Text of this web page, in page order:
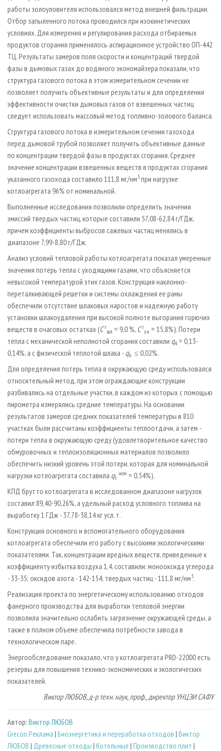
работы золоуловителя использовался метод внешней фильтрации.
Отбор запыленного потока проводился при изокинетических
условиях. Для измерения и регулирования расхода отбираемых
продуктов сгорания применялось аспирационное устройство ОП-442
ТЦ. Результаты замеров поля скорости и концентраций твердой
фазы в дымовых газах до водяного экономайзера показали, что
структура газового потока в этом измерительном сечении не
позволяет получить объективные результаты и для определения
эффективности очистки дымовых газов от взвешенных частиц
следует использовать массовый метод топливно-золового баланса.
Структура газового потока в измерительном сечении газохода
перед дымовой трубой позволяет получить объективные данные
по концентрации твердой фазы в продуктах сгорания. Среднее
значение концентрации взвешенных веществ в продуктах сгорания
указанного газохода составило 111,8 мг/нм3 при нагрузке
котлоагрегата 96% от номинальной.
Выполненные исследования позволили определить значения
эмиссий твердых частиц, которые составили 57,08-62,84 г/ГДж,
причем коэффициенты выбросов сажевых частиц менялись в
диапазоне 7,99-8,80 г/ГДж.
Анализ условий тепловой работы котлоагрегата показал умеренные
значения потерь тепла с уходящими газами, что объясняется
невысокой температурой этих газов. Конструкция наклонно-
переталкивающей решетки и системы охлаждения ее рамы
обеспечили отсутствие шлаковых наростов и надежную работу
установки шлакоудаления при высокой полноте выгорания горючих
веществ в очаговых остатках (Сг
шл = 9,0 %, Сг
ун = 15,8%). Потери
тепла с механической неполнотой сгорания составили q4 = 0,13-
0,14%, а с физической теплотой шлака - q6 ≤ 0,02%.
Для определения потерь тепла в окружающую среду использовался
относительный метод, при этом ограждающие конструкции
разбивались на отдельные участки, в каждом из которых с помощью
пирометра измерялись средние температуры. На основании
результатов замеров средних показателей температуры в 810
участках были рассчитаны коэффициенты теплоотдачи, а затем -
потери тепла в окружающую среду (удовлетворительное качество
обмуровочных и теплоизоляционных материалов позволило
обеспечить низкий уровень этой потери, которая для номинальной
нагрузки котлоагрегата составила q5
ном = 0,54%).
КПД брутто котлоагрегата в исследованном диапазоне нагрузок
составил 89,40-90,26%, а удельный расход условного топлива на
выработку 1 ГДж - 37,78-38,14 кг усл. т.
Конструкция основного и вспомогательного оборудования
котлоагрегата обеспечили его работу с высокими экологическими
показателями. Так, концентрации вредных веществ, приведенные к
коэффициенту избытка воздуха 1,4, составили: монооксида углерода
- 33-35; оксидов азота - 142-154; твердых частиц - 111,8 мг/нм3.
Реализация проекта по энергетическому использованию отходов
фанерного производства для выработки тепловой энергии
позволила значительно ослабить загрязнение окружающей среды, а
также в полном объеме обеспечила потребности завода в
технологическом паре.
Энергообследование показало, что у котлоагрегата PRD-22000 есть
резервы для повышения технико-экономических и экологических
показателей.
Виктор ЛЮБОВ, д-р техн. наук, проф., директор УНЦЭИ САФУ
Автор: Виктор ЛЮБОВ
Grecon Реклама | Биoэнергетика и переработка отходов | Виктор
ЛЮБОВ | Древесные отходы | Котельные | Производство плит |